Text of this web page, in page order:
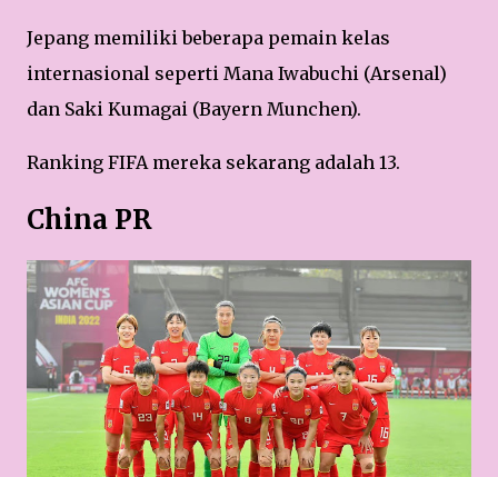
Jepang memiliki beberapa pemain kelas
internasional seperti Mana Iwabuchi (Arsenal)
dan Saki Kumagai (Bayern Munchen).
Ranking FIFA mereka sekarang adalah 13.
China PR